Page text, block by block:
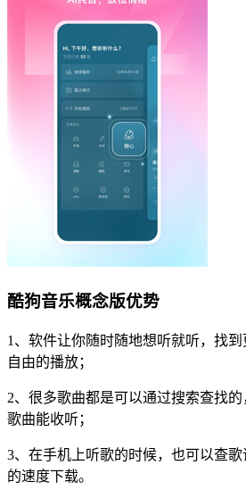
酷狗音乐概念版优势
1、软件让你随时随地想听就听，找到
自由的播放；
2、很多歌曲都是可以通过搜索查找
歌曲能收听；
3、在手机上听歌的时候，也可以查
的速度下载。